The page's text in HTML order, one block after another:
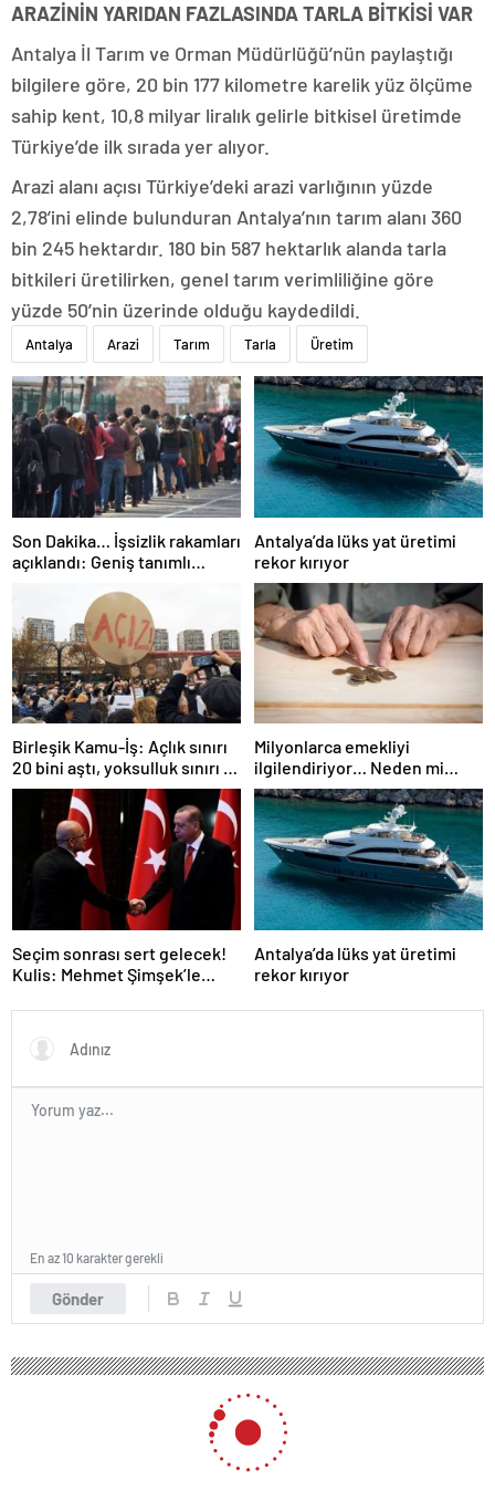
ARAZİNİN YARIDAN FAZLASINDA TARLA BİTKİSİ VAR
Antalya İl Tarım ve Orman Müdürlüğü’nün paylaştığı
bilgilere göre, 20 bin 177 kilometre karelik yüz ölçüme
sahip kent, 10,8 milyar liralık gelirle bitkisel üretimde
Türkiye’de ilk sırada yer alıyor.
Arazi alanı açısı Türkiye’deki arazi varlığının yüzde
2,78’ini elinde bulunduran Antalya’nın tarım alanı 360
bin 245 hektardır. 180 bin 587 hektarlık alanda tarla
bitkileri üretilirken, genel tarım verimliliğine göre
yüzde 50’nin üzerinde olduğu kaydedildi.
Antalya Arazi Tarım Tarla Üretim
Son Dakika… İşsizlik rakamları
açıklandı: Geniş tanımlı
Antalya’da lüks yat üretimi
rekor kırıyor
Birleşik Kamu-İş: Açlık sınırı
20 bini aştı, yoksulluk sınırı 57
bine dayandı!
Milyonlarca emekliyi
ilgilendiriyor… Neden mi
düşük maaş alıyorsunuz?
Uzmanlar anlattı
Seçim sonrası sert gelecek!
Kulis: Mehmet Şimşek’le
öldürdün’ tartışması
Antalya’da lüks yat üretimi
rekor kırıyor
Gönder
En az 10 karakter gerekli